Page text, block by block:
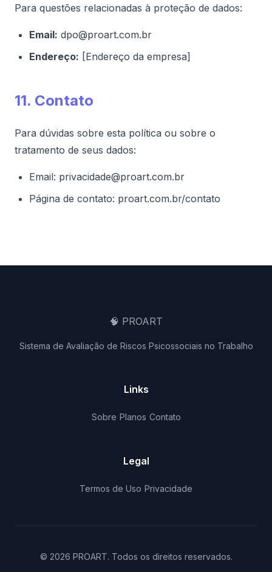
Para questões relacionadas à proteção de dados:
Email: dpo@proart.com.br
Endereço: [Endereço da empresa]
11. Contato
Para dúvidas sobre esta política ou sobre o
tratamento de seus dados:
Email: privacidade@proart.com.br
Página de contato: proart.com.br/contato
🧠 PROART
Sistema de Avaliação de Riscos Psicossociais no Trabalho
Links
Sobre Planos Contato
Legal
Termos de Uso Privacidade
© 2026 PROART. Todos os direitos reservados.